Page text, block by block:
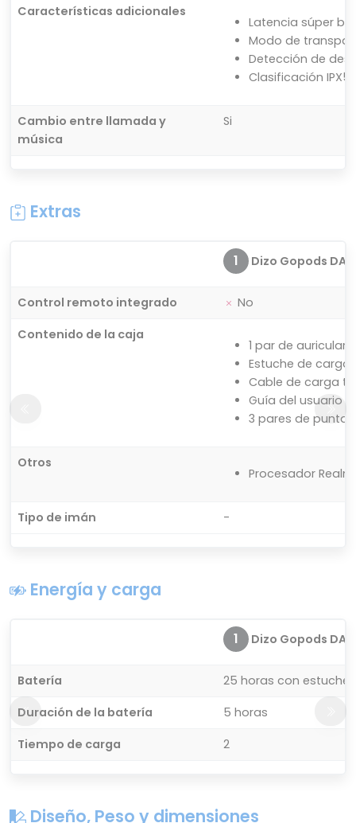
Características adicionales
Latencia súper
Modo de
Detección de
Clasificación IPX5
Cambio entre llamada y
música
Si
Extras
1 Dizo Gopods
Control remoto integrado
No
Contenido de la caja
1 par de
Estuche de carga
Cable de carga
Guía del usuario
3 pares de
Otros
Procesador
Tipo de imán -
Energía y carga
1 Dizo Gopods
Batería
25 horas con
Duración de la batería
5 horas
Tiempo de carga
2
Diseño, Peso y dimensiones